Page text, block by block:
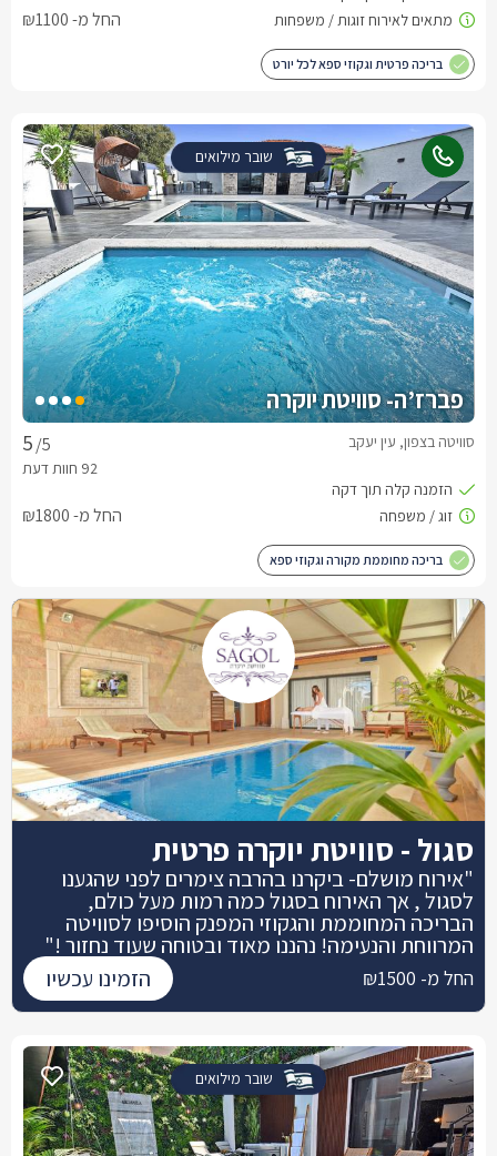
החל מ- ₪1100
בריכה פרטית וגקוזי ספא לכל יורט
שובר מילואים
פברז’ה- סוויטת יוקרה
/5 סוויטה בצפון, עין יעקב
החל מ- ₪1800
בריכה מחוממת מקורה וגקוזי ספא
שובר מילואים
סגול - סוויטת יוקרה פרטית
"אירוח מושלם- ביקרנו בהרבה צימרים לפני שהגענו
לסגול , אך האירוח בסגול כמה רמות מעל כולם,
הבריכה המחוממת והגקוזי המפנק הוסיפו לסוויטה
המרווחת והנעימה! נהננו מאוד ובטוחה שעוד נחזור !"
החל מ- ₪1500 הזמינו עכשיו